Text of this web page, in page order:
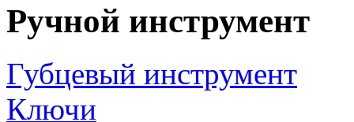
Ручной инструмент
Губцевый инструмент
Ключи